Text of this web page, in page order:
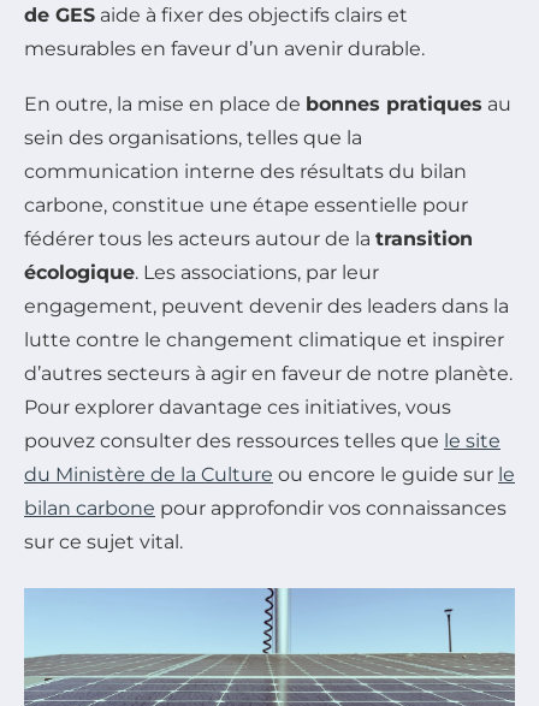
de GES aide à fixer des objectifs clairs et
mesurables en faveur d’un avenir durable.
En outre, la mise en place de bonnes pratiques au
sein des organisations, telles que la
communication interne des résultats du bilan
carbone, constitue une étape essentielle pour
fédérer tous les acteurs autour de la transition
écologique. Les associations, par leur
engagement, peuvent devenir des leaders dans la
lutte contre le changement climatique et inspirer
d’autres secteurs à agir en faveur de notre planète.
Pour explorer davantage ces initiatives, vous
pouvez consulter des ressources telles que le site
du Ministère de la Culture ou encore le guide sur le
bilan carbone pour approfondir vos connaissances
sur ce sujet vital.